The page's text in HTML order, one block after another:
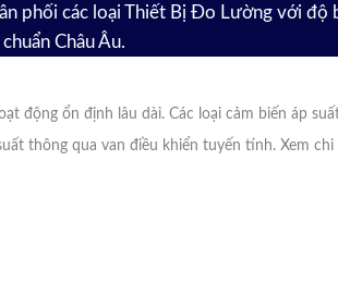
phối các loại Thiết Bị Đo Lường với độ
Châu Âu.
động ổn định lâu dài. Các loại cảm biến áp
thông qua van điều khiển tuyến tính. Xem